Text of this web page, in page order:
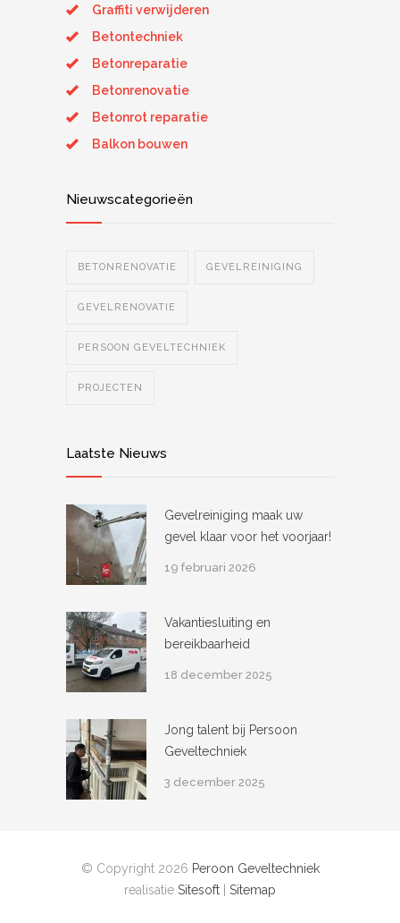
Graffiti verwijderen
Betontechniek
Betonreparatie
Betonrenovatie
Betonrot reparatie
Balkon bouwen
Nieuwscategorieën
BETONRENOVATIE GEVELREINIGING
GEVELRENOVATIE
PERSOON GEVELTECHNIEK
PROJECTEN
Laatste Nieuws
Gevelreiniging maak uw
gevel klaar voor het voorjaar!
19 februari 2026
Vakantiesluiting en
bereikbaarheid
18 december 2025
Jong talent bij Persoon
Geveltechniek
3 december 2025
© Copyright 2026 Peroon Geveltechniek
realisatie Sitesoft Sitemap